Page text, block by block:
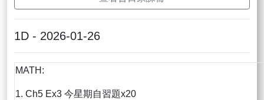
1D - 2026-01-26
MATH:
1. Ch5 Ex3 今星期自習題x20